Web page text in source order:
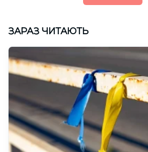
ЗАРАЗ ЧИТАЮТЬ